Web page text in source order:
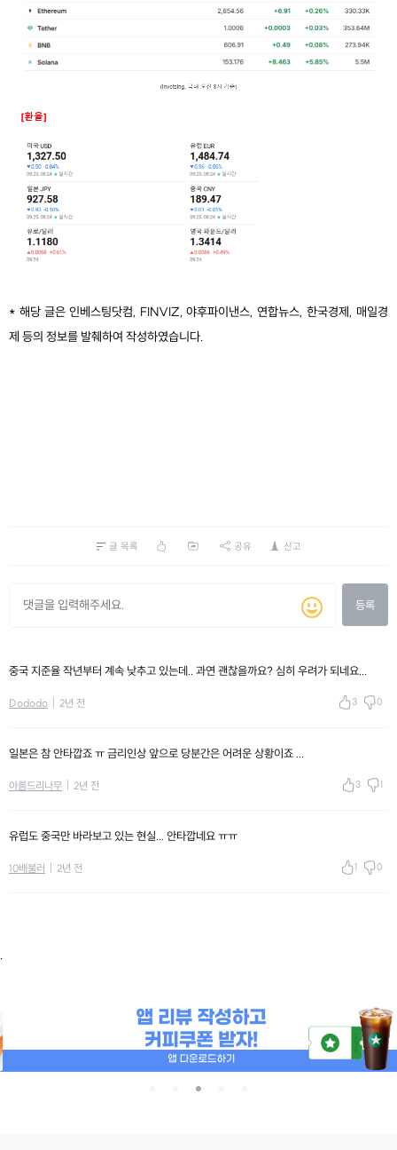
* 해당 글은 인베스팅닷컴, FINVIZ, 야후파이낸스, 연합뉴스, 한국경제, 매일경
제 등의 정보를 발췌하여 작성하였습니다.
글 목록 공유 신고
등록
중국 지준율 작년부터 계속 낮추고 있는데.. 과연 괜찮을까요? 심히 우려가 되네요...
Dododo 2년 전 3 0
일본은 참 안타깝죠 ㅠ 금리인상 앞으로 당분간은 어려운 상황이죠 ...
아름드리나무 2년 전 3 1
유럽도 중국만 바라보고 있는 현실... 안타깝네요 ㅠㅠ
10배불러 2년 전 1 0
.